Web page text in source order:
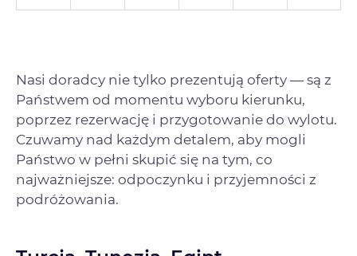
Nasi doradcy nie tylko prezentują oferty — są z
Państwem od momentu wyboru kierunku,
poprzez rezerwację i przygotowanie do wylotu.
Czuwamy nad każdym detalem, aby mogli
Państwo w pełni skupić się na tym, co
najważniejsze: odpoczynku i przyjemności z
podróżowania.